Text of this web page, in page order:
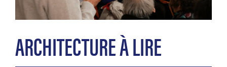
ARCHITECTURE À LIRE